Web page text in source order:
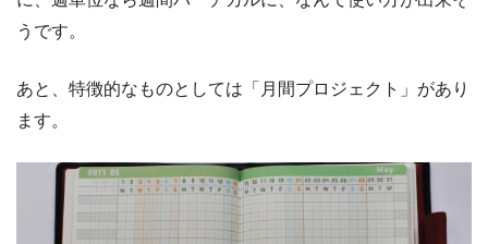
うです。
あと、特徴的なものとしては「月間プロジェクト」があり
ます。